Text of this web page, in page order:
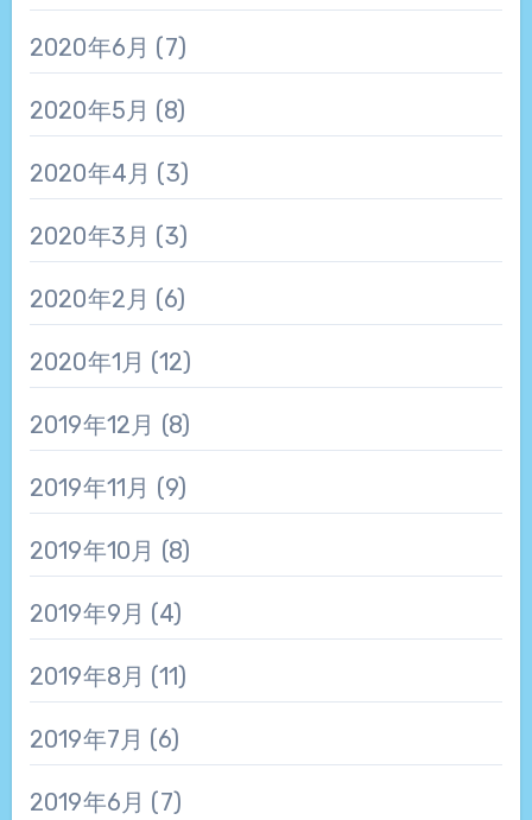
2020年6月 (7)
2020年5月 (8)
2020年4月 (3)
2020年3月 (3)
2020年2月 (6)
2020年1月 (12)
2019年12月 (8)
2019年11月 (9)
2019年10月 (8)
2019年9月 (4)
2019年8月 (11)
2019年7月 (6)
2019年6月 (7)